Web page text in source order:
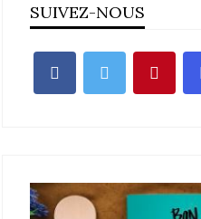
SUIVEZ-NOUS